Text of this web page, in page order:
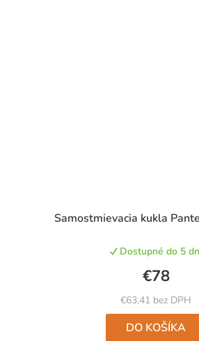
Samostmievacia kukla
Dostupné do 5
€63,41 bez DPH
€78
DO KOŠÍKA